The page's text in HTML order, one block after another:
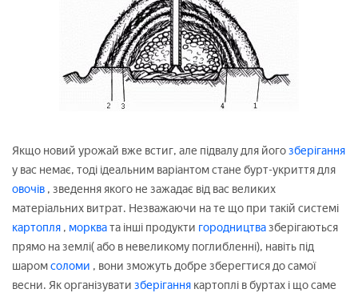
Якщо новий урожай вже встиг, але підвалу для йогозберігання
у вас немає, тоді ідеальним варіантом стане бурт-укриття для
овочів , зведення якого не зажадає від вас великих
матеріальних витрат. Незважаючи на те що при такій системі
картопля , морквата інші продукти городництвазберігаються
прямо на землі( або в невеликому поглибленні), навіть під
шаромсоломи , вони зможуть добре зберегтися до самої
весни. Як організувати зберігання картоплі в буртах і що саме